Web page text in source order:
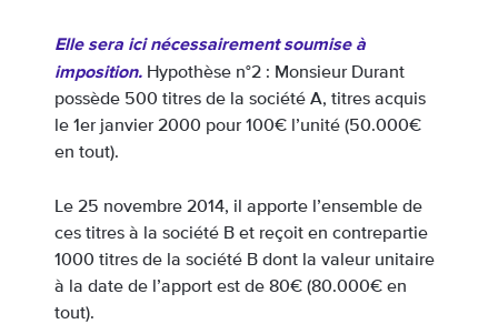
Elle sera ici nécessairement soumise à
imposition. Hypothèse n°2 : Monsieur Durant
possède 500 titres de la société A, titres acquis
le 1er janvier 2000 pour 100€ l’unité (50.000€
en tout).
Le 25 novembre 2014, il apporte l’ensemble de
ces titres à la société B et reçoit en contrepartie
1000 titres de la société B dont la valeur unitaire
à la date de l’apport est de 80€ (80.000€ en
tout).